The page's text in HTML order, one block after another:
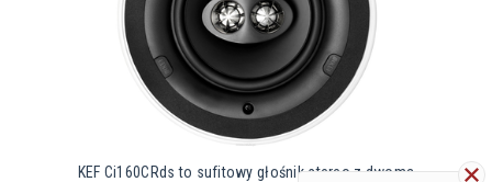
KEF Ci160CRds to sufitowy głośnik stereo z dwoma